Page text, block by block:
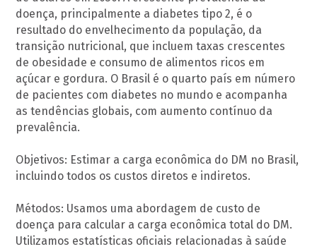
doença, principalmente a diabetes tipo 2, é o
resultado do envelhecimento da população, da
transição nutricional, que incluem taxas crescentes
de obesidade e consumo de alimentos ricos em
açúcar e gordura. O Brasil é o quarto país em número
de pacientes com diabetes no mundo e acompanha
as tendências globais, com aumento contínuo da
prevalência.
Objetivos: Estimar a carga econômica do DM no Brasil,
incluindo todos os custos diretos e indiretos.
Métodos: Usamos uma abordagem de custo de
doença para calcular a carga econômica total do DM.
Utilizamos estatísticas oficiais relacionadas à saúde